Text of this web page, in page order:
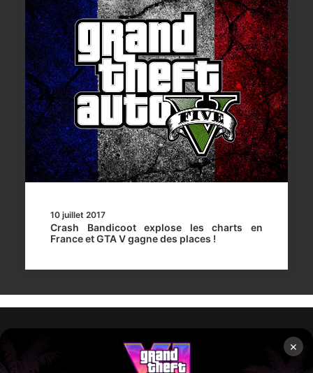
×
10 juillet 2017
Crash Bandicoot explose les charts en
France et GTA V gagne des places !
Rockstar Mag’, Copyright © 2013-2026 – Tous droits réservés –